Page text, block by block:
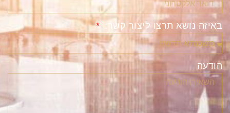
באיזה נושא תרצו ליצור קשר:
הודעה